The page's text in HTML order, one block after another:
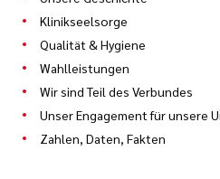
Klinikseelsorge
Qualität & Hygiene
Wahlleistungen
Wir sind Teil des Verbundes
Unser Engagement für unsere
Zahlen, Daten, Fakten